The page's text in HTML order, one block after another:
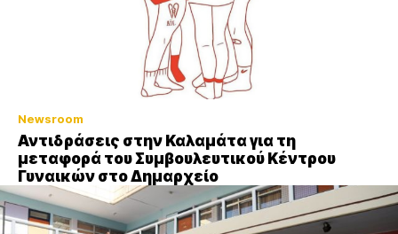
Newsroom
Αντιδράσεις στην Καλαμάτα για τη
μεταφορά του Συμβουλευτικού Κέντρου
Γυναικών στο Δημαρχείο